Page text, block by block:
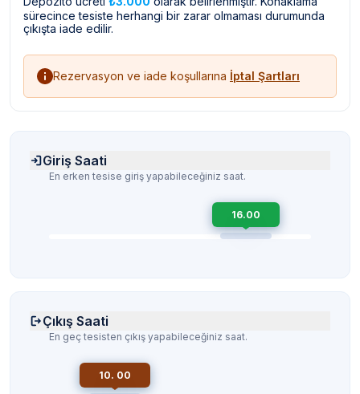
sürecince tesiste herhangi bir zarar olmaması durumunda
çıkışta iade edilir.
Rezervasyon ve iade koşullarına İptal Şartları
Giriş Saati
En erken tesise giriş yapabileceğiniz saat.
16.00
Çıkış Saati
En geç tesisten çıkış yapabileceğiniz saat.
10. 00